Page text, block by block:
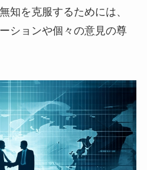
知を克服するためには、
ションや個々の意見の尊